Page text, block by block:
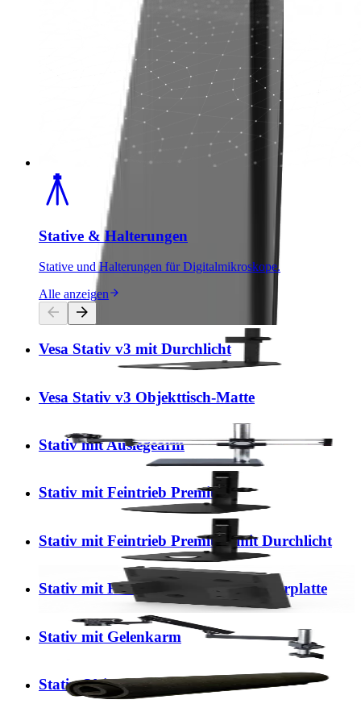
Stative & Halterungen
Stative und Halterungen für Digitalmikroskope.
Alle anzeigen
Vesa Stativ v3 mit Durchlicht
Vesa Stativ v3 Objekttisch-Matte
Stativ mit Auslegearm
Stativ mit Feintrieb Premium
Stativ mit Feintrieb Premium mit Durchlicht
Stativ mit Feintrieb Premium Adapterplatte
Stativ mit Gelenkarm
Stativ Objekttisch-Matte